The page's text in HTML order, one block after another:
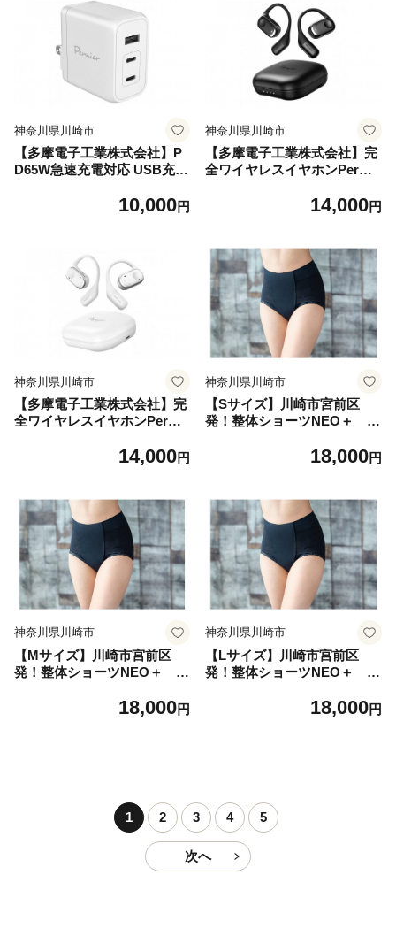
神奈川県川崎市
【多摩電子工業株式会社】P
D65W急速充電対応 USB充電
10,000円
神奈川県川崎市
【多摩電子工業株式会社】完
全ワイヤレスイヤホンPermie
14,000円
神奈川県川崎市
【多摩電子工業株式会社】完
全ワイヤレスイヤホンPermie
14,000円
神奈川県川崎市
【Sサイズ】川崎市宮前区
発！整体ショーツNEO＋ ブ
18,000円
神奈川県川崎市
【Mサイズ】川崎市宮前区
発！整体ショーツNEO＋ ブ
18,000円
神奈川県川崎市
【Lサイズ】川崎市宮前区
発！整体ショーツNEO＋ ブ
18,000円
1 2 3 4 5
次へ